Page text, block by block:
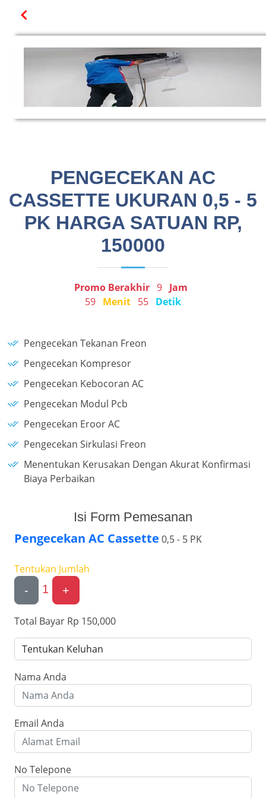
PENGECEKAN AC
CASSETTE UKURAN 0,5 - 5
PK HARGA SATUAN RP,
150000
Promo Berakhir 9 Jam
59 Menit 55 Detik
Pengecekan Tekanan Freon
Pengecekan Kompresor
Pengecekan Kebocoran AC
Pengecekan Modul Pcb
Pengecekan Eroor AC
Pengecekan Sirkulasi Freon
Menentukan Kerusakan Dengan Akurat Konfirmasi
Biaya Perbaikan
Isi Form Pemesanan
Pengecekan AC Cassette 0,5 - 5 PK
Tentukan Jumlah
-
1 +
Total Bayar Rp 150,000
Nama Anda
Email Anda
No Telepone